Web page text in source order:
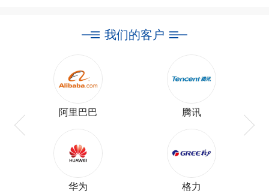
我们的客户
阿里巴巴 腾讯
华为 格力